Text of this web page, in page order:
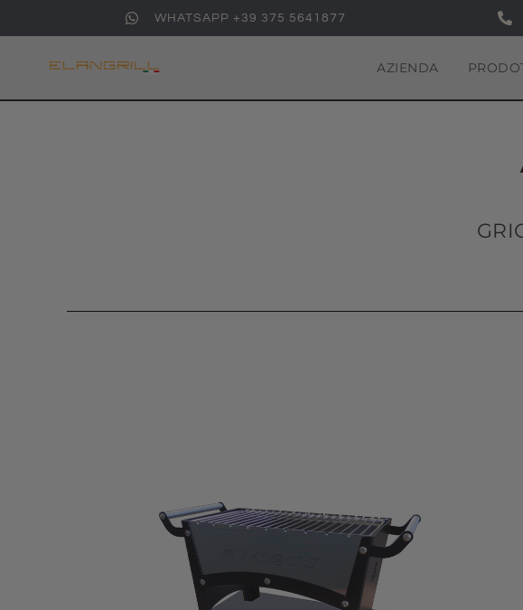
WHATSAPP +39 375 5641877
AZIENDA